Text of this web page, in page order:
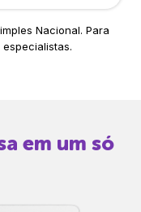
Nacional. Para
em um só